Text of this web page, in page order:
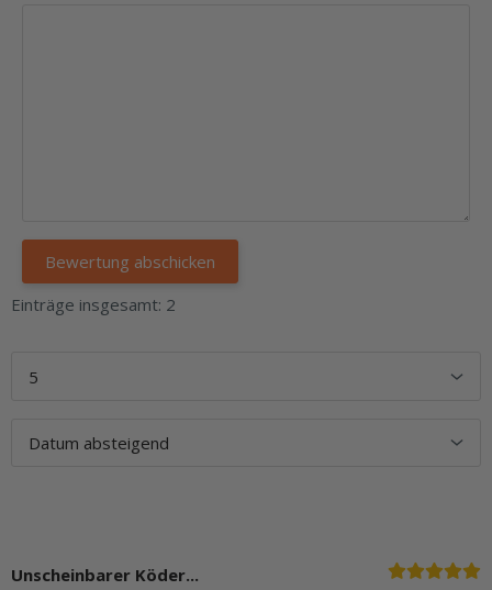
Einträge insgesamt: 2
Unscheinbarer Köder...